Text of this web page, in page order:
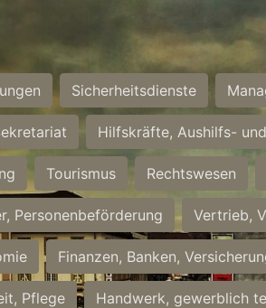
Sicherheitsdienste
Hilfskräfte, Aushilfs-
Tourismus Rechtswesen
Personenbeförderung Vertrieb,
Finanzen, Banken,
Pflege Handwerk, gewerblich